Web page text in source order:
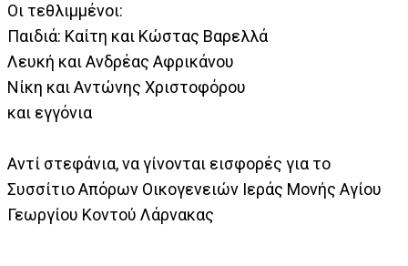
Οι τεθλιμμένοι:
Παιδιά: Καίτη και Κώστας Βαρελλά
Λευκή και Ανδρέας Αφρικάνου
Νίκη και Αντώνης Χριστοφόρου
και εγγόνια
Αντί στεφάνια, να γίνονται εισφορές για το
Συσσίτιο Απόρων Οικογενειών Ιεράς Μονής Αγίου
Γεωργίου Κοντού Λάρνακας